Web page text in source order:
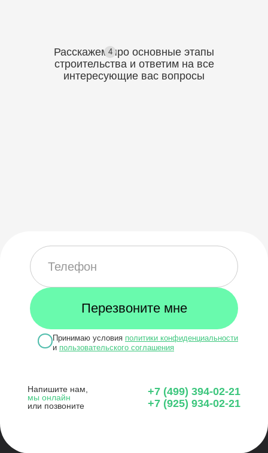
4
Расскажем про основные этапы
строительства и ответим на все
интересующие вас вопросы
Принимаю условия политики конфиденциальности
и пользовательского соглашения
Напишите нам,
мы онлайн
или позвоните
+7 (499) 394-02-21
+7 (925) 934-02-21